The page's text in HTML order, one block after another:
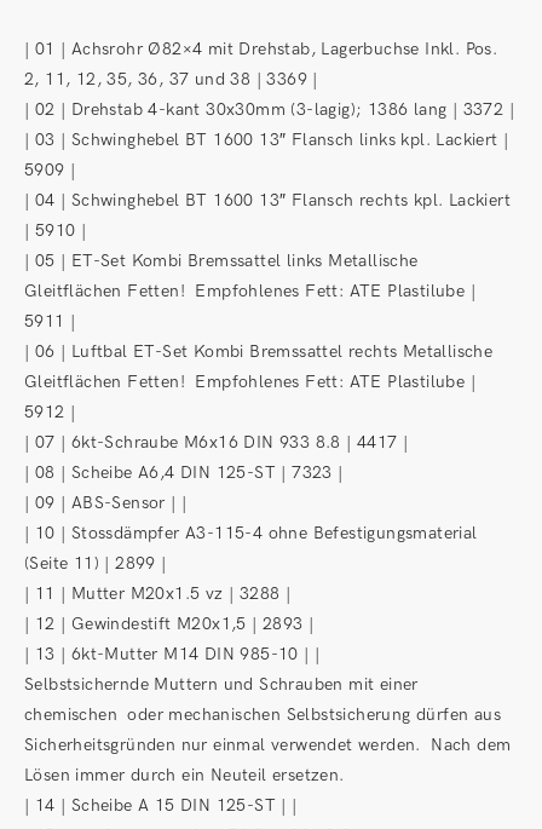
| 01 | Achsrohr Ø82×4 mit Drehstab, Lagerbuchse Inkl. Pos.
2, 11, 12, 35, 36, 37 und 38 | 3369 |
| 02 | Drehstab 4-kant 30x30mm (3-lagig); 1386 lang | 3372 |
| 03 | Schwinghebel BT 1600 13″ Flansch links kpl. Lackiert |
5909 |
| 04 | Schwinghebel BT 1600 13″ Flansch rechts kpl. Lackiert
| 5910 |
| 05 | ET-Set Kombi Bremssattel links Metallische
Gleitflächen Fetten! Empfohlenes Fett: ATE Plastilube |
5911 |
| 06 | Luftbal ET-Set Kombi Bremssattel rechts Metallische
Gleitflächen Fetten! Empfohlenes Fett: ATE Plastilube |
5912 |
| 07 | 6kt-Schraube M6x16 DIN 933 8.8 | 4417 |
| 08 | Scheibe A6,4 DIN 125-ST | 7323 |
| 09 | ABS-Sensor | |
| 10 | Stossdämpfer A3-115-4 ohne Befestigungsmaterial
(Seite 11) | 2899 |
| 11 | Mutter M20x1.5 vz | 3288 |
| 12 | Gewindestift M20x1,5 | 2893 |
| 13 | 6kt-Mutter M14 DIN 985-10 | |
Selbstsichernde Muttern und Schrauben mit einer
chemischen oder mechanischen Selbstsicherung dürfen aus
Sicherheitsgründen nur einmal verwendet werden. Nach dem
Lösen immer durch ein Neuteil ersetzen.
| 14 | Scheibe A 15 DIN 125-ST | |